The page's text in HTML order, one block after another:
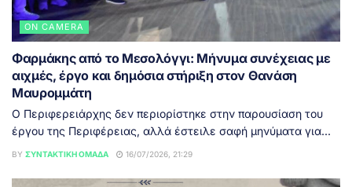
ON CAMERA
Φαρμάκης από το Μεσολόγγι: Μήνυμα συνέχειας με
αιχμές, έργο και δημόσια στήριξη στον Θανάση
Μαυρομμάτη
Ο Περιφερειάρχης δεν περιορίστηκε στην παρουσίαση του
έργου της Περιφέρειας, αλλά έστειλε σαφή μηνύματα για...
BY ΣΥΝΤΑΚΤΙΚΉ ΟΜΆΔΑ 16/07/2026, 21:29